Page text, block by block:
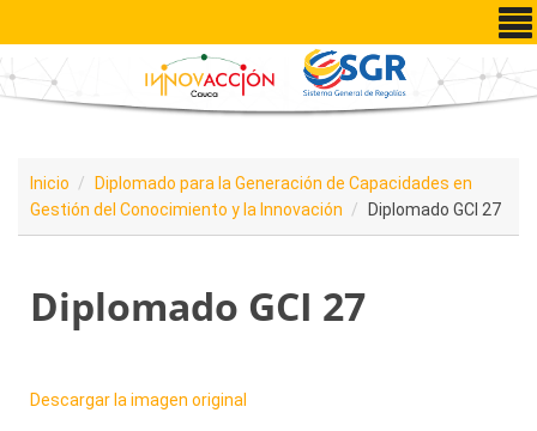
Pasar al contenido principal
Inicio
Diplomado para la Generación de Capacidades en
Gestión del Conocimiento y la Innovación
Diplomado GCI 27
Diplomado GCI 27
Descargar la imagen original